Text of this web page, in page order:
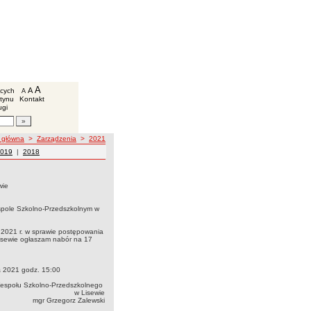
Oświatowe Gminy Lisewo
A pomniejsz czcionkę
A standardowy rozmiar czcionki
A
Kontakt
> Zarządzenia > 2021
z roku z roku
| Zarządzenia z roku
2018
dnia 8 czerwca 2021w sprawie liczby miejsc Rekrutacji Uzupełniającej do
szkolny 2021/2022
Szkolno-Przedszkolnym w
r. w sprawie postępowania
ogłaszam nabór na 17
2021 godz. 15:00
Szkolno-Przedszkolnego
w Lisewie
mgr Grzegorz Zalewski